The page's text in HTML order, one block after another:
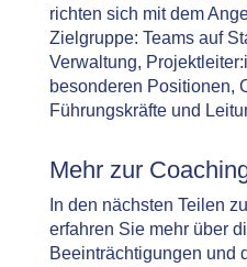
richten sich mit dem
Zielgruppe: Teams auf
Verwaltung,
besonderen Positionen,
Führungskräfte und
Mehr zur
In den nächsten Teilen
erfahren Sie mehr über
Beeinträchtigungen und